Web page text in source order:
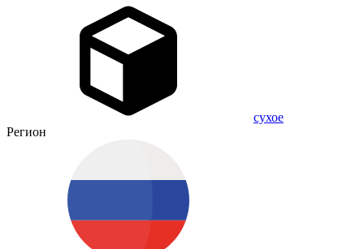
сухое
Регион